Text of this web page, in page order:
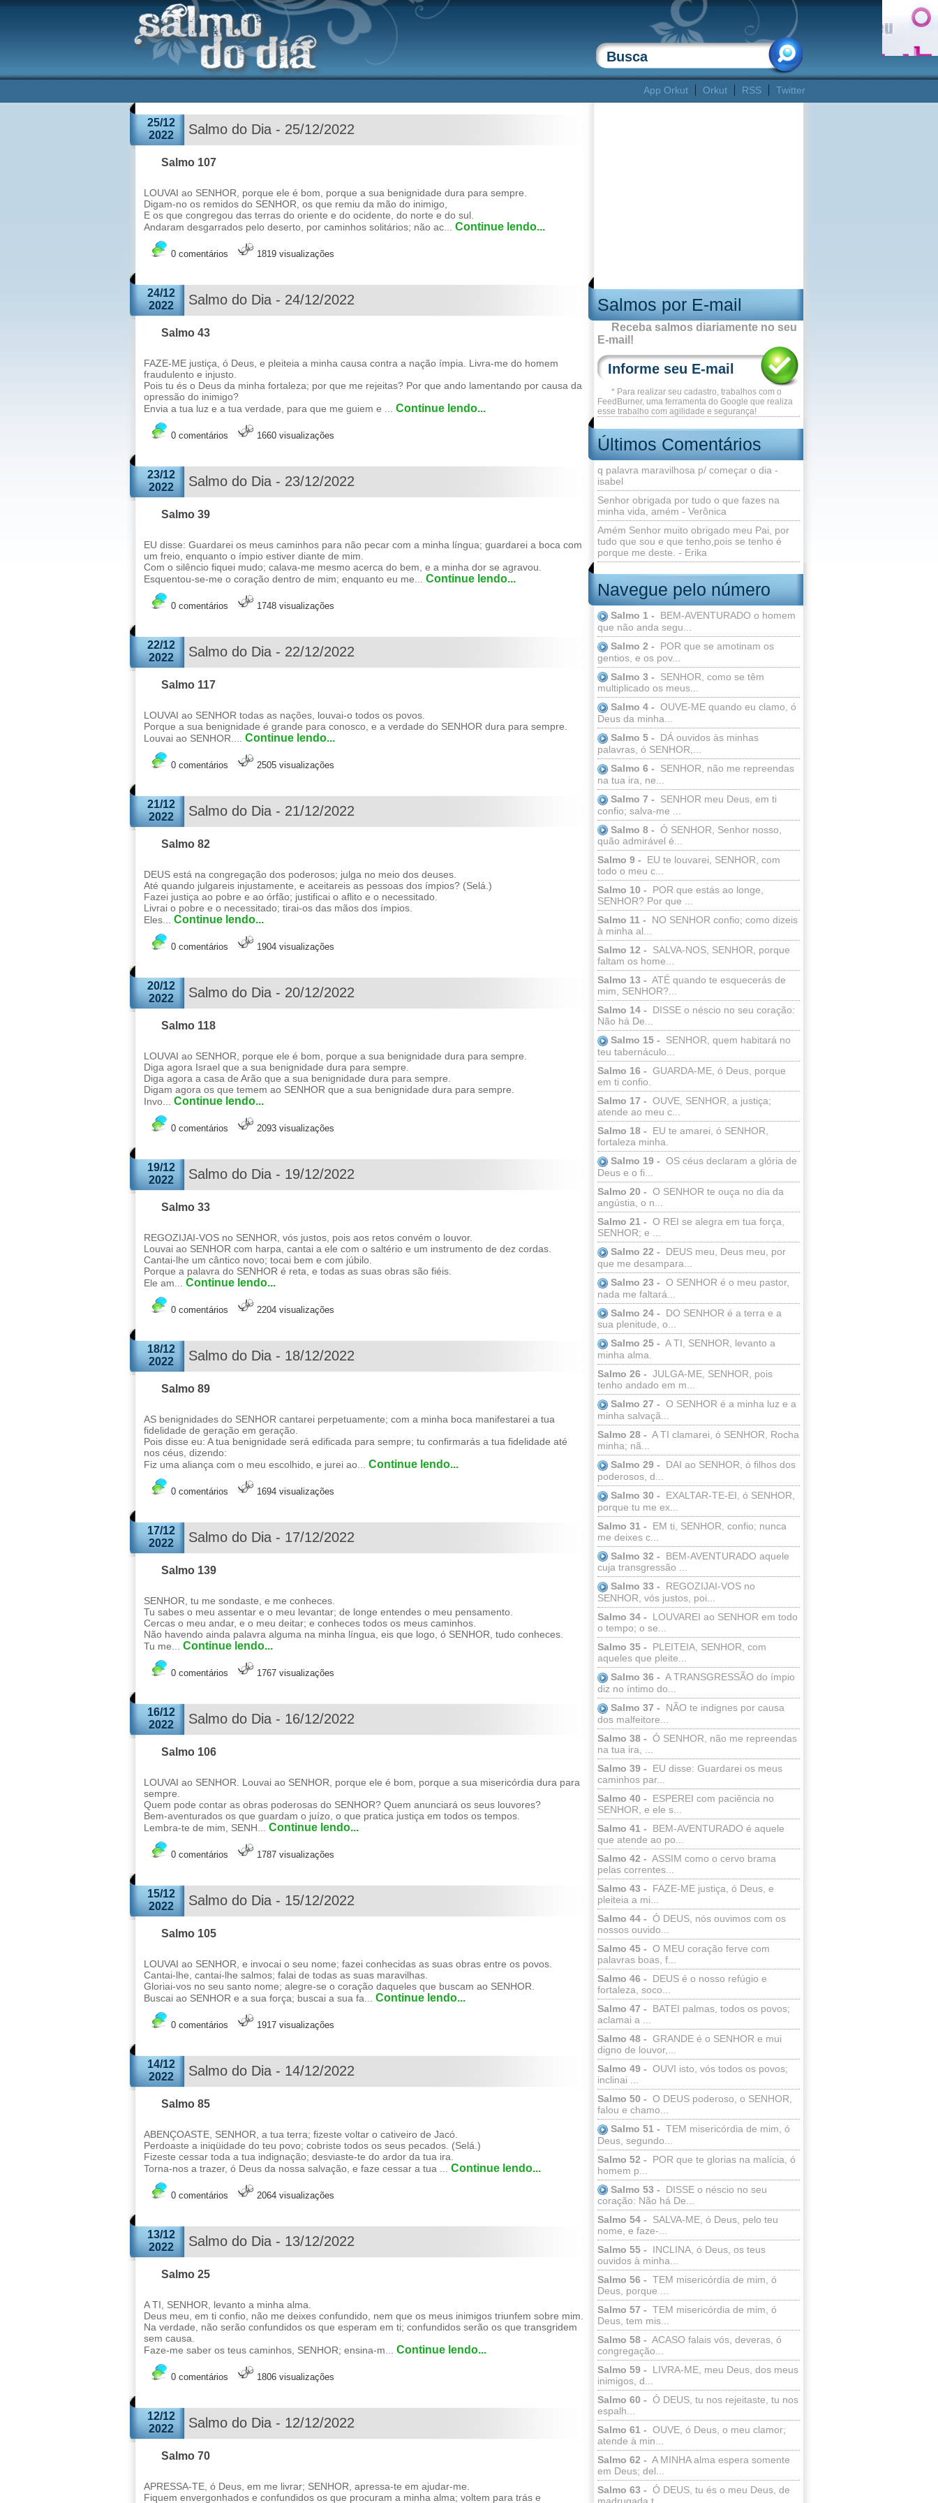
App Orkut Orkut RSS Twitter
Salmos por E-mail
Receba salmos diariamente no seu
E-mail!
* Para realizar seu cadastro, trabalhos com o
FeedBurner, uma ferramenta do Google que realiza
esse trabalho com agilidade e segurança!
Últimos Comentários
q palavra maravilhosa p/ começar o dia -
isabel
Senhor obrigada por tudo o que fazes na
minha vida, amém - Verônica
Amém Senhor muito obrigado meu Pai, por
tudo que sou e que tenho,pois se tenho é
porque me deste. - Erika
Navegue pelo número
Salmo 1 -
BEM-AVENTURADO o homem
que não anda segu...
Salmo 2 -
POR que se amotinam os
gentios, e os pov...
Salmo 3 -
SENHOR, como se têm
multiplicado os meus...
Salmo 4 - OUVE-ME quando eu clamo, ó
Deus da minha...
Salmo 5 -
DÁ ouvidos às minhas
palavras, ó SENHOR,...
Salmo 6 -
SENHOR, não me repreendas
na tua ira, ne...
Salmo 7 -
SENHOR meu Deus, em ti
confio; salva-me ...
Salmo 8 - Ó SENHOR, Senhor nosso,
quão admirável é...
Salmo 9 -
EU te louvarei, SENHOR, com
todo o meu c...
Salmo 10 -
POR que estás ao longe,
SENHOR? Por que ...
Salmo 11 -
NO SENHOR confio; como dizeis
à minha al...
Salmo 12 -
SALVA-NOS, SENHOR, porque
faltam os home...
Salmo 13 - ATÉ quando te esquecerás de
mim, SENHOR?...
Salmo 14 -
DISSE o néscio no seu coração:
Não há De...
Salmo 15 -
SENHOR, quem habitará no
teu tabernáculo...
Salmo 16 - GUARDA-ME, ó Deus, porque
em ti confio.
Salmo 17 - OUVE, SENHOR, a justiça;
atende ao meu c...
Salmo 18 -
EU te amarei, ó SENHOR,
fortaleza minha.
Salmo 19 - OS céus declaram a glória de
Deus e o fi...
Salmo 20 - O SENHOR te ouça no dia da
angústia, o n...
Salmo 21 - O REI se alegra em tua força,
SENHOR; e ...
Salmo 22 -
DEUS meu, Deus meu, por
que me desampara...
Salmo 23 - O SENHOR é o meu pastor,
nada me faltará...
Salmo 24 -
DO SENHOR é a terra e a
sua plenitude, o...
Salmo 25 - A TI, SENHOR, levanto a
minha alma.
Salmo 26 - JULGA-ME, SENHOR, pois
tenho andado em m...
Salmo 27 - O SENHOR é a minha luz e a
minha salvaçã...
Salmo 28 - A TI clamarei, ó SENHOR, Rocha
minha; nã...
Salmo 29 -
DAI ao SENHOR, ó filhos dos
poderosos, d...
Salmo 30 -
EXALTAR-TE-EI, ó SENHOR,
porque tu me ex...
Salmo 31 -
EM ti, SENHOR, confio; nunca
me deixes c...
Salmo 32 -
BEM-AVENTURADO aquele
cuja transgressão ...
Salmo 33 -
REGOZIJAI-VOS no
SENHOR, vós justos, poi...
Salmo 34 -
LOUVAREI ao SENHOR em todo
o tempo; o se...
Salmo 35 -
PLEITEIA, SENHOR, com
aqueles que pleite...
Salmo 36 - A TRANSGRESSÃO do ímpio
diz no íntimo do...
Salmo 37 -
NÃO te indignes por causa
dos malfeitore...
Salmo 38 - Ó SENHOR, não me repreendas
na tua ira, ...
Salmo 39 -
EU disse: Guardarei os meus
caminhos par...
Salmo 40 -
ESPEREI com paciência no
SENHOR, e ele s...
Salmo 41 -
BEM-AVENTURADO é aquele
que atende ao po...
Salmo 42 - ASSIM como o cervo brama
pelas correntes...
Salmo 43 -
FAZE-ME justiça, ó Deus, e
pleiteia a mi...
Salmo 44 - Ó DEUS, nós ouvimos com os
nossos ouvido...
Salmo 45 - O MEU coração ferve com
palavras boas, f...
Salmo 46 -
DEUS é o nosso refúgio e
fortaleza, soco...
Salmo 47 -
BATEI palmas, todos os povos;
aclamai a ...
Salmo 48 - GRANDE é o SENHOR e mui
digno de louvor,...
Salmo 49 - OUVI isto, vós todos os povos;
inclinai ...
Salmo 50 - O DEUS poderoso, o SENHOR,
falou e chamo...
Salmo 51 - TEM misericórdia de mim, ó
Deus, segundo...
Salmo 52 -
POR que te glorias na malícia, ó
homem p...
Salmo 53 -
DISSE o néscio no seu
coração: Não há De...
Salmo 54 -
SALVA-ME, ó Deus, pelo teu
nome, e faze-...
Salmo 55 -
INCLINA, ó Deus, os teus
ouvidos à minha...
Salmo 56 - TEM misericórdia de mim, ó
Deus, porque ...
Salmo 57 - TEM misericórdia de mim, ó
Deus, tem mis...
Salmo 58 - ACASO falais vós, deveras, ó
congregação...
Salmo 59 -
LIVRA-ME, meu Deus, dos meus
inimigos, d...
Salmo 60 - Ó DEUS, tu nos rejeitaste, tu nos
espalh...
Salmo 61 - OUVE, ó Deus, o meu clamor;
atende à min...
Salmo 62 - A MINHA alma espera somente
em Deus; del...
Salmo 63 - Ó DEUS, tu és o meu Deus, de
25/12
2022
Salmo do Dia - 25/12/2022
Salmo 107
LOUVAI ao SENHOR, porque ele é bom, porque a sua benignidade dura para sempre.
Digam-no os remidos do SENHOR, os que remiu da mão do inimigo,
E os que congregou das terras do oriente e do ocidente, do norte e do sul.
Andaram desgarrados pelo deserto, por caminhos solitários; não ac... Continue lendo...
0 comentários 1819 visualizações
24/12
2022
Salmo do Dia - 24/12/2022
Salmo 43
FAZE-ME justiça, ó Deus, e pleiteia a minha causa contra a nação ímpia. Livra-me do homem
fraudulento e injusto.
Pois tu és o Deus da minha fortaleza; por que me rejeitas? Por que ando lamentando por causa da
opressão do inimigo?
Envia a tua luz e a tua verdade, para que me guiem e ... Continue lendo...
0 comentários 1660 visualizações
23/12
2022
Salmo do Dia - 23/12/2022
Salmo 39
EU disse: Guardarei os meus caminhos para não pecar com a minha língua; guardarei a boca com
um freio, enquanto o ímpio estiver diante de mim.
Com o silêncio fiquei mudo; calava-me mesmo acerca do bem, e a minha dor se agravou.
Esquentou-se-me o coração dentro de mim; enquanto eu me... Continue lendo...
0 comentários 1748 visualizações
22/12
2022
Salmo do Dia - 22/12/2022
Salmo 117
LOUVAI ao SENHOR todas as nações, louvai-o todos os povos.
Porque a sua benignidade é grande para conosco, e a verdade do SENHOR dura para sempre.
Louvai ao SENHOR.... Continue lendo...
0 comentários 2505 visualizações
21/12
2022
Salmo do Dia - 21/12/2022
Salmo 82
DEUS está na congregação dos poderosos; julga no meio dos deuses.
Até quando julgareis injustamente, e aceitareis as pessoas dos ímpios? (Selá.)
Fazei justiça ao pobre e ao órfão; justificai o aflito e o necessitado.
Livrai o pobre e o necessitado; tirai-os das mãos dos ímpios.
Eles... Continue lendo...
0 comentários 1904 visualizações
20/12
2022
Salmo do Dia - 20/12/2022
Salmo 118
LOUVAI ao SENHOR, porque ele é bom, porque a sua benignidade dura para sempre.
Diga agora Israel que a sua benignidade dura para sempre.
Diga agora a casa de Arão que a sua benignidade dura para sempre.
Digam agora os que temem ao SENHOR que a sua benignidade dura para sempre.
Invo... Continue lendo...
0 comentários 2093 visualizações
19/12
2022
Salmo do Dia - 19/12/2022
Salmo 33
REGOZIJAI-VOS no SENHOR, vós justos, pois aos retos convém o louvor.
Louvai ao SENHOR com harpa, cantai a ele com o saltério e um instrumento de dez cordas.
Cantai-lhe um cântico novo; tocai bem e com júbilo.
Porque a palavra do SENHOR é reta, e todas as suas obras são fiéis.
Ele am... Continue lendo...
0 comentários 2204 visualizações
18/12
2022
Salmo do Dia - 18/12/2022
Salmo 89
AS benignidades do SENHOR cantarei perpetuamente; com a minha boca manifestarei a tua
fidelidade de geração em geração.
Pois disse eu: A tua benignidade será edificada para sempre; tu confirmarás a tua fidelidade até
nos céus, dizendo:
Fiz uma aliança com o meu escolhido, e jurei ao... Continue lendo...
0 comentários 1694 visualizações
17/12
2022
Salmo do Dia - 17/12/2022
Salmo 139
SENHOR, tu me sondaste, e me conheces.
Tu sabes o meu assentar e o meu levantar; de longe entendes o meu pensamento.
Cercas o meu andar, e o meu deitar; e conheces todos os meus caminhos.
Não havendo ainda palavra alguma na minha língua, eis que logo, ó SENHOR, tudo conheces.
Tu me... Continue lendo...
0 comentários 1767 visualizações
16/12
2022
Salmo do Dia - 16/12/2022
Salmo 106
LOUVAI ao SENHOR. Louvai ao SENHOR, porque ele é bom, porque a sua misericórdia dura para
sempre.
Quem pode contar as obras poderosas do SENHOR? Quem anunciará os seus louvores?
Bem-aventurados os que guardam o juízo, o que pratica justiça em todos os tempos.
Lembra-te de mim, SENH... Continue lendo...
0 comentários 1787 visualizações
15/12
2022
Salmo do Dia - 15/12/2022
Salmo 105
LOUVAI ao SENHOR, e invocai o seu nome; fazei conhecidas as suas obras entre os povos.
Cantai-lhe, cantai-lhe salmos; falai de todas as suas maravilhas.
Gloriai-vos no seu santo nome; alegre-se o coração daqueles que buscam ao SENHOR.
Buscai ao SENHOR e a sua força; buscai a sua fa... Continue lendo...
0 comentários 1917 visualizações
14/12
2022
Salmo do Dia - 14/12/2022
Salmo 85
ABENÇOASTE, SENHOR, a tua terra; fizeste voltar o cativeiro de Jacó.
Perdoaste a iniqüidade do teu povo; cobriste todos os seus pecados. (Selá.)
Fizeste cessar toda a tua indignação; desviaste-te do ardor da tua ira.
Torna-nos a trazer, ó Deus da nossa salvação, e faze cessar a tua ... Continue lendo...
0 comentários 2064 visualizações
13/12
2022
Salmo do Dia - 13/12/2022
Salmo 25
A TI, SENHOR, levanto a minha alma.
Deus meu, em ti confio, não me deixes confundido, nem que os meus inimigos triunfem sobre mim.
Na verdade, não serão confundidos os que esperam em ti; confundidos serão os que transgridem
sem causa.
Faze-me saber os teus caminhos, SENHOR; ensina-m... Continue lendo...
0 comentários 1806 visualizações
12/12
2022
Salmo do Dia - 12/12/2022
Salmo 70
APRESSA-TE, ó Deus, em me livrar; SENHOR, apressa-te em ajudar-me.
Fiquem envergonhados e confundidos os que procuram a minha alma; voltem para trás e